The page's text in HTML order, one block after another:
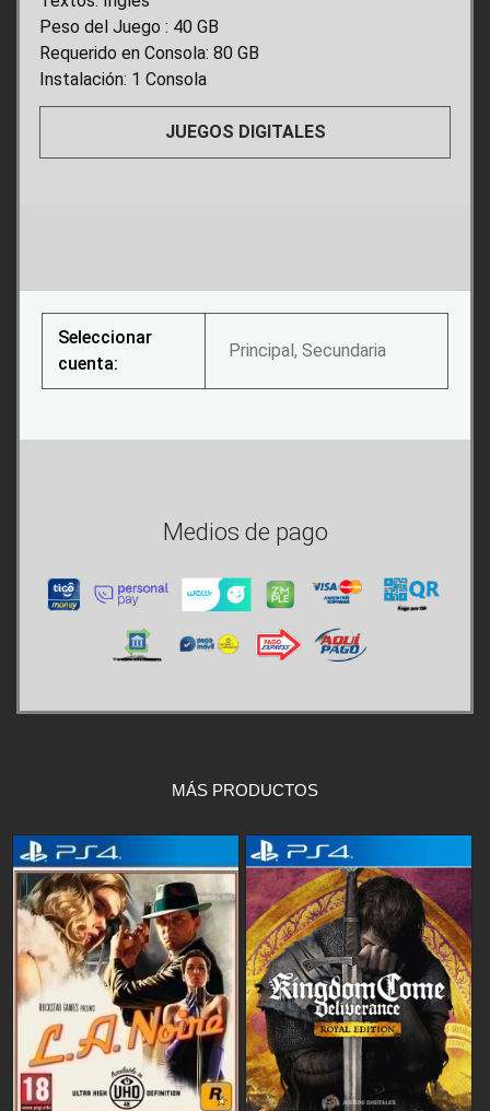
Peso del Juego : 40 GB
Requerido en Consola: 80 GB
Instalación: 1 Consola
JUEGOS DIGITALES
Seleccionar
cuenta:
Principal, Secundaria
Medios de pago
MÁS PRODUCTOS